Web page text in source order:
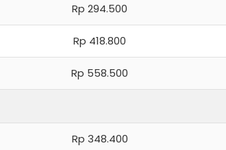
Rp 294.500
Rp 418.800
Rp 558.500
Rp 348.400